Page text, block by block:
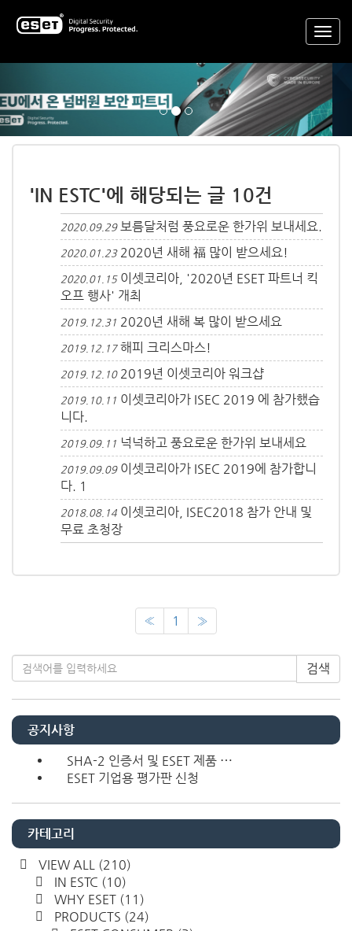
'IN ESTC'에 해당되는 글 10건
2020.09.29 보름달처럼 풍요로운 한가위 보내세요.
2020.01.23 2020년 새해 福 많이 받으세요!
2020.01.15 이셋코리아, '2020년 ESET 파트너 킥
오프 행사' 개최
2019.12.31 2020년 새해 복 많이 받으세요
2019.12.17 해피 크리스마스!
2019.12.10 2019년 이셋코리아 워크샵
2019.10.11 이셋코리아가 ISEC 2019 에 참가했습
니다.
2019.09.11 넉넉하고 풍요로운 한가위 보내세요
2019.09.09 이셋코리아가 ISEC 2019에 참가합니
다. 1
2018.08.14 이셋코리아, ISEC2018 참가 안내 및
무료 초청장
« 1 »
검색
공지사항
SHA-2 인증서 및 ESET 제품 ⋯
ESET 기업용 평가판 신청
카테고리
VIEW ALL (210)
IN ESTC (10)
WHY ESET (11)
PRODUCTS (24)